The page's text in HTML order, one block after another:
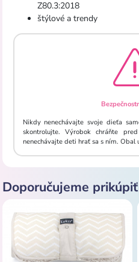
Z80.3:2018
štýlové a trendy
Nikdy nenechávajte svoje dieťa
skontrolujte. Výrobok chráňte
nenechávajte deti hrať sa s ním. Obal
Doporučujeme prikúpiť